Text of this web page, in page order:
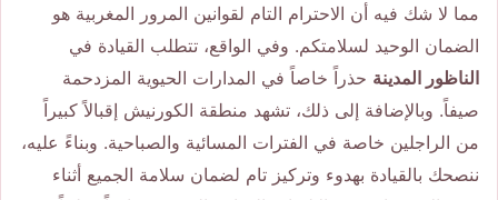
مما لا شك فيه أن الاحترام التام لقوانين المرور المغربية هو
الضمان الوحيد لسلامتكم. وفي الواقع، تتطلب القيادة في
الناظور المدينة حذراً خاصاً في المدارات الحيوية المزدحمة
صيفاً. وبالإضافة إلى ذلك، تشهد منطقة الكورنيش إقبالاً كبيراً
من الراجلين خاصة في الفترات المسائية والصباحية. وبناءً عليه،
ننصحك بالقيادة بهدوء وتركيز تام لضمان سلامة الجميع أثناء